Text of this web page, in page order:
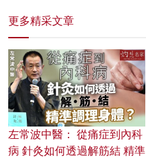
更多精采文章
左常波中醫： 從痛症到內科
病 針灸如何透過解筋結 精準